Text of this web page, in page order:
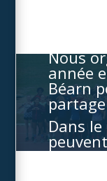
Nous
année
Béarn
partage
Dans
toutes